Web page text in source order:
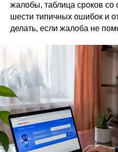
жалобы, таблица сроков со
шести типичных ошибок и
делать, если жалоба не